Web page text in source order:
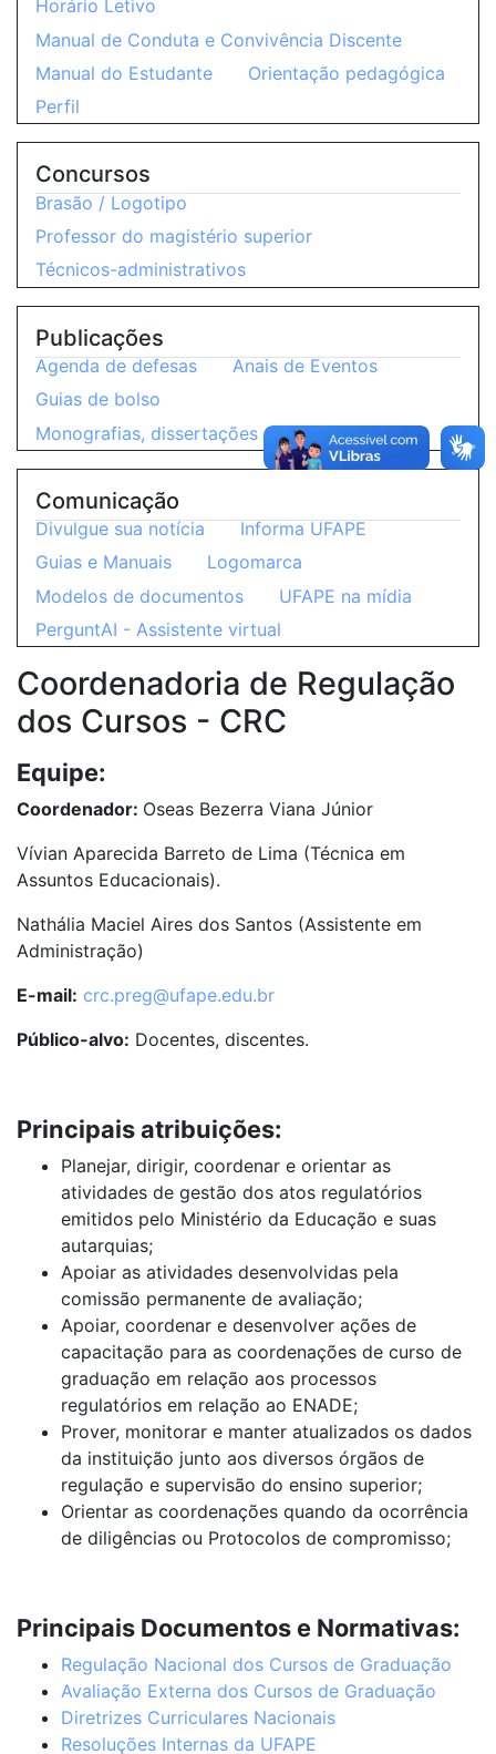
Coordenadoria de Regulação
dos Cursos - CRC
Equipe:
Coordenador: Oseas Bezerra Viana Júnior
Vívian Aparecida Barreto de Lima (Técnica em
Assuntos Educacionais).
Nathália Maciel Aires dos Santos (Assistente em
Administração)
E-mail: crc.preg@ufape.edu.br
Público-alvo: Docentes, discentes.
Principais atribuições:
Planejar, dirigir, coordenar e orientar as
atividades de gestão dos atos regulatórios
emitidos pelo Ministério da Educação e suas
autarquias;
Apoiar as atividades desenvolvidas pela
comissão permanente de avaliação;
Apoiar, coordenar e desenvolver ações de
capacitação para as coordenações de curso de
graduação em relação aos processos
regulatórios em relação ao ENADE;
Prover, monitorar e manter atualizados os dados
da instituição junto aos diversos órgãos de
regulação e supervisão do ensino superior;
Orientar as coordenações quando da ocorrência
de diligências ou Protocolos de compromisso;
Principais Documentos e Normativas:
Regulação Nacional dos Cursos de Graduação
Avaliação Externa dos Cursos de Graduação
Diretrizes Curriculares Nacionais
Resoluções Internas da UFAPE
Horário Letivo
Manual de Conduta e Convivência Discente
Manual do Estudante
Orientação pedagógica
Perfil
Concursos
Brasão / Logotipo
Professor do magistério superior
Técnicos-administrativos
Publicações
Agenda de defesas
Anais de Eventos
Guias de bolso
Monografias, dissertações e teses
Comunicação
Divulgue sua notícia
Informa UFAPE
Guias e Manuais
Logomarca
Modelos de documentos
UFAPE na mídia
PerguntAI - Assistente virtual